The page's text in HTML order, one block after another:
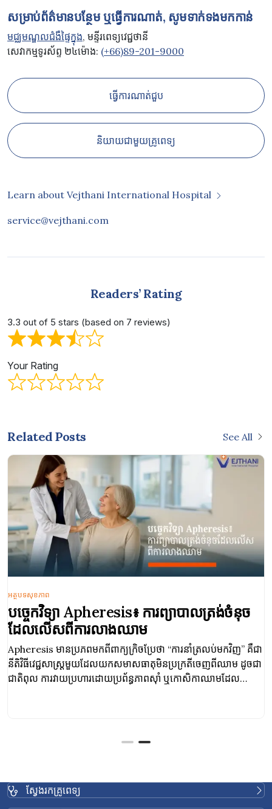
សម្រាប់ព័ត៌មានបន្ថែម ឬធ្វើការណាត់, សូមទាក់ទងមកកាន់
មជ្ឈមណ្ឌលជំងឺផ្ទៃក្នុង, មន្ទីរពេទ្យវេជ្ជថានី
សេវាកម្មទូរស័ព្ទ ២៤ម៉ោង: (+66)89-201-9000
ធ្វើការណាត់ជួប
និយាយជាមួយគ្រូពេទ្យ
Learn about Vejthani International Hospital
service@vejthani.com
Readers’ Rating
3.3 out of 5 stars (based on 7 reviews)
Your Rating
Related Posts See All
បច្ចេកវិទ្យា Apheresis៖ ការព្យាបាលត្រង់ចំនុច
ដែលលើសពីការលាងឈាម
Apheresis មានប្រភពមកពីពាក្យក្រិចប្រែថា “ការនាំត្រលប់មកវិញ” គឺជា
នីតិវិធីវេជ្ជសាស្ត្រមួយដែលយកសមាសធាតុមិនប្រក្រតីចេញពីឈាម ដូចជា
ជាតិពុល ការវាយប្រហារដោយប្រព័ន្ធភាពស៊ាំ ឬកោសិកាឈាមដែល
អត្ថបទសុខភាព
ស្វែងរកគ្រូពេទ្យ